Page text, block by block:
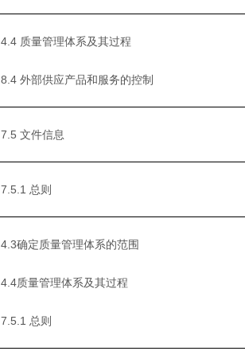
4.4 质量管理体系及其过程
8.4 外部供应产品和服务的控制
7.5 文件信息
7.5.1 总则
4.3确定质量管理体系的范围
4.4质量管理体系及其过程
7.5.1 总则